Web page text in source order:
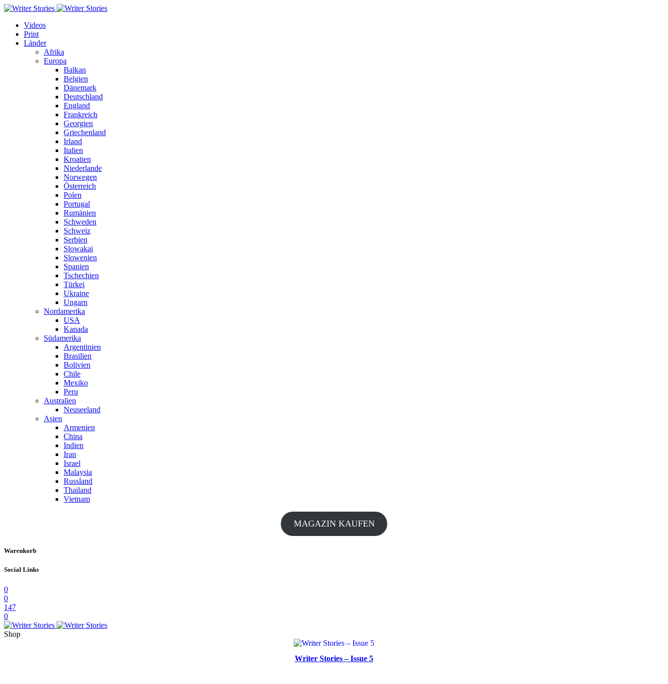
Videos
Print
Länder
Afrika
Europa
Balkan
Belgien
Dänemark
Deutschland
England
Frankreich
Georgien
Griechenland
Irland
Italien
Kroatien
Niederlande
Norwegen
Österreich
Polen
Portugal
Rumänien
Schweden
Schweiz
Serbien
Slowakai
Slowenien
Spanien
Tschechien
Türkei
Ukraine
Ungarn
Nordamerika
USA
Kanada
Südamerika
Argentinien
Brasilien
Bolivien
Chile
Mexiko
Peru
Australien
Neuseeland
Asien
Armenien
China
Indien
Iran
Israel
Malaysia
Russland
Thailand
Vietnam
MAGAZIN KAUFEN
Warenkorb
Social Links
0
0
147
0
Shop
Writer Stories – Issue 5